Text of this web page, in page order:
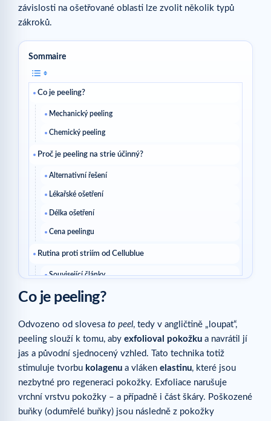
závislosti na ošetřované oblasti lze zvolit několik typů
zákroků.
Sommaire
Co je peeling?
Mechanický peeling
Chemický peeling
Proč je peeling na strie účinný?
Alternativní řešení
Lékařské ošetření
Délka ošetření
Cena peelingu
Rutina proti striím od Cellublue
Související články
Co je peeling?
Odvozeno od slovesa to peel, tedy v angličtině „loupat“,
peeling slouží k tomu, aby exfolioval pokožku a navrátil jí
jas a původní sjednocený vzhled. Tato technika totiž
stimuluje tvorbu kolagenu a vláken elastinu, které jsou
nezbytné pro regeneraci pokožky. Exfoliace narušuje
vrchní vrstvu pokožky – a případně i část škáry. Poškozené
buňky (odumřelé buňky) jsou následně z pokožky